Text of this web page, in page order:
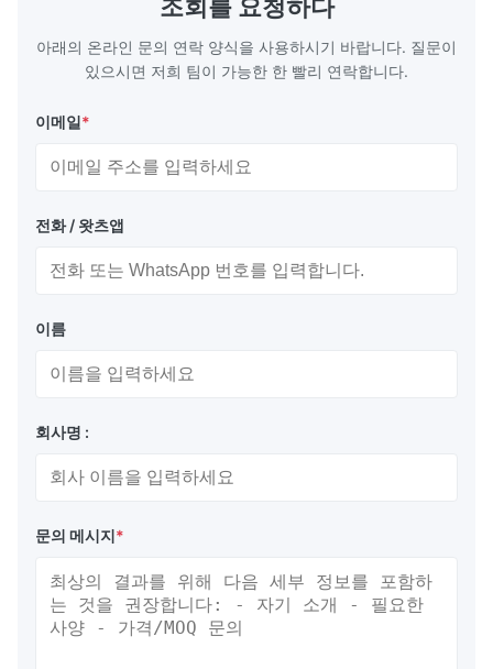
조회를 요청하다
아래의 온라인 문의 연락 양식을 사용하시기 바랍니다. 질문이
있으시면 저희 팀이 가능한 한 빨리 연락합니다.
이메일*
전화 / 왓츠앱
이름
회사명 :
문의 메시지*